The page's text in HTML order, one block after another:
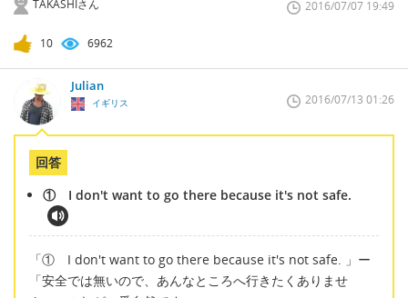
TAKASHIさん 2016/07/07 19:49
10 6962
Julian
イギリス 2016/07/13 01:26
回答
① I don't want to go there because it's not safe.
「① I don't want to go there because it's not safe. 」ー
「安全では無いので、あんなところへ行きたくありませ